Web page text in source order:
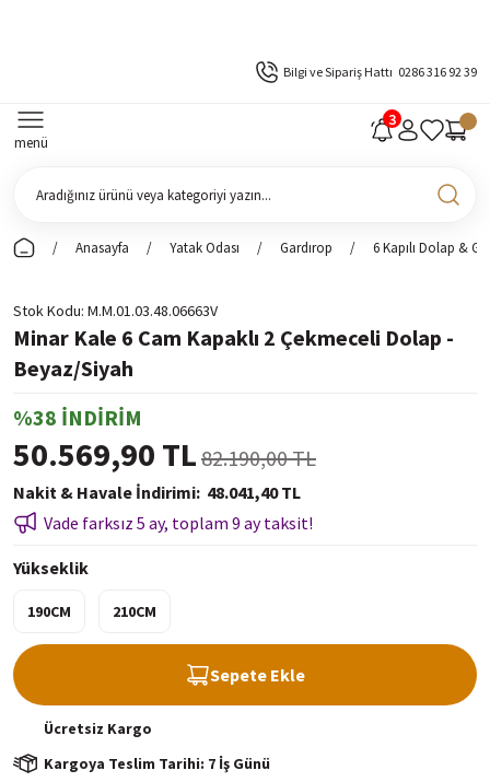
Bilgi ve Sipariş Hattı 0286 316 92 39
menü
Anasayfa Yatak Odası Gardırop 6 Kapılı Dolap &
Stok Kodu M.M.01.03.48.06663V
Minar Kale 6 Cam Kapaklı 2 Çekmeceli Dolap -
Beyaz/Siyah
%38 İNDİRİM
50.569,90 TL 82.190,00 TL
Nakit & Havale İndirimi 48.041,40 TL
Vade farksız 5 ay, toplam 9 ay taksit!
Yükseklik
190CM 210CM
Sepete Ekle
Ücretsiz Kargo
Kargoya Teslim Tarihi: 7 İş Günü